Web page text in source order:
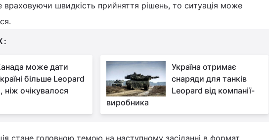
швидкість прийняття рішень, то ситуація може
може дати
більше Leopard
ніж очікувалося
Україна отримає
снаряди для танків
Leopard від компанії-
виробника
стане головною темою на наступному засіданні в формат